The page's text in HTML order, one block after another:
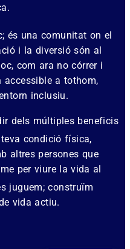
és una comunitat on el
i la diversió són al
com ara no córrer i
a tothom,
inclusiu.
dels múltiples beneficis
condició física,
altres persones que
per viure la vida al
juguem; construïm
vida actiu.